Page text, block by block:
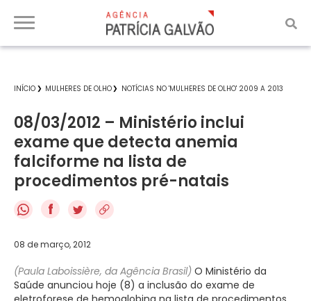
INÍCIO MULHERES DE OLHO NOTÍCIAS NO 'MULHERES DE OLHO' 2009 A 2013
08/03/2012 – Ministério inclui
exame que detecta anemia
falciforme na lista de
procedimentos pré-natais
f
08 de março, 2012
(Paula Laboissière, da Agência Brasil) O Ministério da
Saúde anunciou hoje (8) a inclusão do exame de